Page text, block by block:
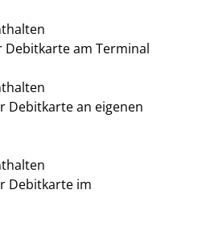
am Terminal
Debitkarte an eigenen
Debitkarte im